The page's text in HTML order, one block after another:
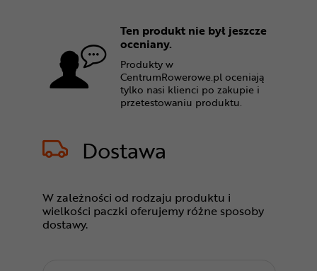
Ten produkt nie był jeszcze
oceniany.
Produkty w
CentrumRowerowe.pl oceniają
tylko nasi klienci po zakupie i
przetestowaniu produktu.
Dostawa
W zależności od rodzaju produktu i
wielkości paczki oferujemy różne sposoby
dostawy.